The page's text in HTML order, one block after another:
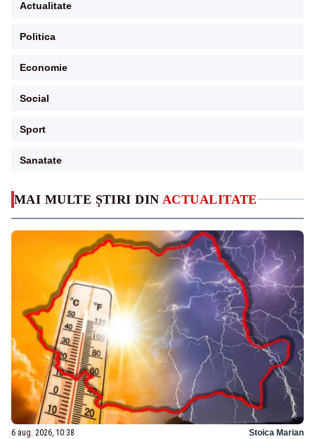
MAI MULTE ȘTIRI DIN ACTUALITATE
6 aug. 2026, 10:38 Stoica Marian
Actualitate
Politica
Economie
Social
Sport
Sanatate